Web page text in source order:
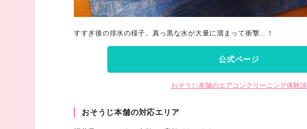
すすぎ後の排水の様子。真っ黒な水が大量に溜まって衝撃…！
公式ページ
おそうじ本舗のエアコンクリーニング体験談
おそうじ本舗の対応エリア